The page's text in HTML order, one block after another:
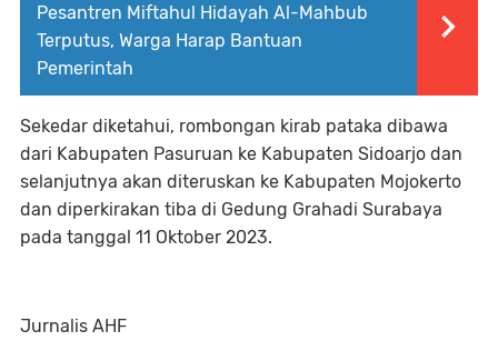
Pesantren Miftahul Hidayah Al-Mahbub
Terputus, Warga Harap Bantuan
Pemerintah
Sekedar diketahui, rombongan kirab pataka dibawa
dari Kabupaten Pasuruan ke Kabupaten Sidoarjo dan
selanjutnya akan diteruskan ke Kabupaten Mojokerto
dan diperkirakan tiba di Gedung Grahadi Surabaya
pada tanggal 11 Oktober 2023.
Jurnalis AHF